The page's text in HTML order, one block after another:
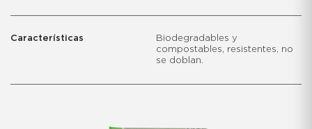
Características
Biodegradables y
compostables, resistentes, no
se doblan.